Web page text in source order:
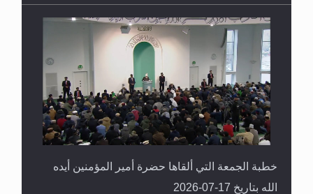
خطبة الجمعة التي ألقاها حضرة أمير المؤمنين أيده
الله بتاريخ 17-07-2026